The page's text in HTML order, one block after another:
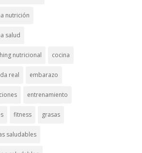
nutrición
salud
nutricional cocina
real embarazo
entrenamiento
fitness grasas
saludables